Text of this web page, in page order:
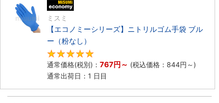
ミスミ
【エコノミーシリーズ】ニトリルゴム手袋 ブル
ー（粉なし）
通常価格(税別)： 767円 ～ (税込価格： 844円 ～)
通常出荷日：1 日目